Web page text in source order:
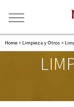
Home > Limpieza y Otros >